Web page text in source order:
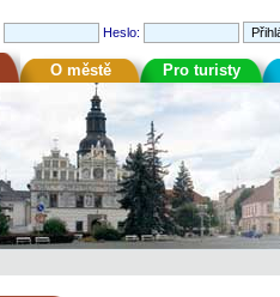
Heslo:
O městě Pro turisty